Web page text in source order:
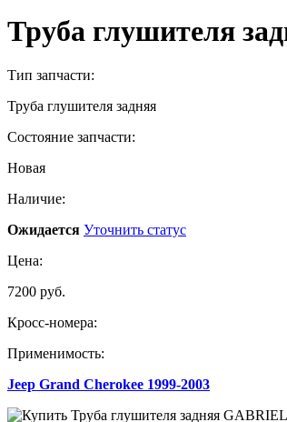
Труба глушителя
Тип запчасти:
Труба глушителя задняя
Состояние запчасти:
Новая
Наличие:
Ожидается Уточнить статус
Цена:
7200 руб.
Кросс-номера:
Применимость:
Jeep Grand Cherokee 1999-2003